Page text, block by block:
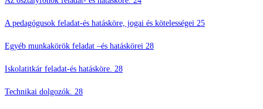
A pedagógusok feladat-és hatásköre, jogai és kötelességei 25
Egyéb munkakörök feladat –és hatáskörei 28
Iskolatitkár feladat-és hatásköre. 28
Technikai dolgozók. 28